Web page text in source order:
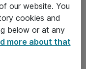
our website. You
cookies and
below or at any
more about that